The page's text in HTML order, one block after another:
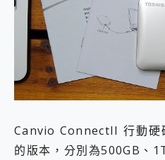
Canvio ConnectII 行動硬
的版本，分別為500GB、